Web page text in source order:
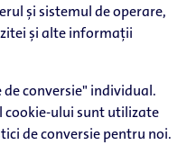
și sistemul de operare,
și alte informații
conversie" individual.
ului sunt utilizate
de conversie pentru noi.